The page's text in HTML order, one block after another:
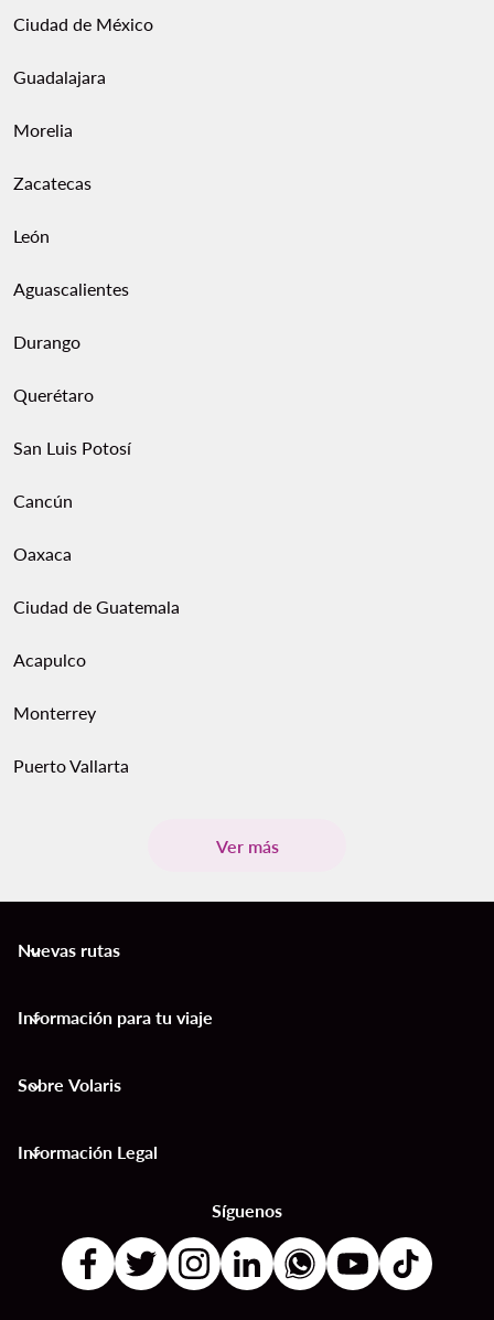
Ciudad de México
Guadalajara
Morelia
Zacatecas
León
Aguascalientes
Durango
Querétaro
San Luis Potosí
Cancún
Oaxaca
Ciudad de Guatemala
Acapulco
Monterrey
Puerto Vallarta
Ver más
Nuevas rutas
keyboard_arrow_down
Información para tu viaje
keyboard_arrow_down
Sobre Volaris
keyboard_arrow_down
Información Legal
keyboard_arrow_down
Síguenos